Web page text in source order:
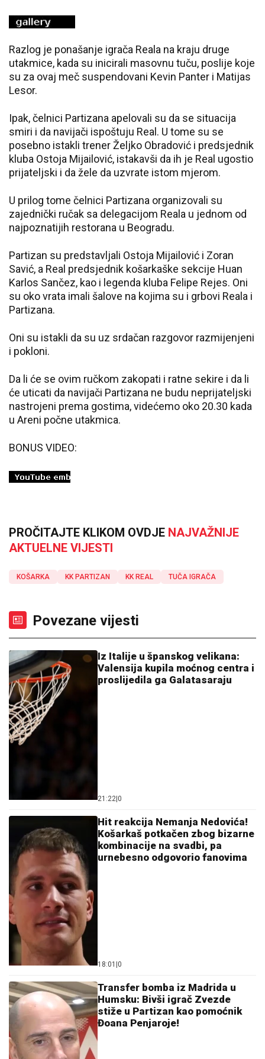
Razlog je ponašanje igrača Reala na kraju druge
utakmice, kada su inicirali masovnu tuču, poslije koje
su za ovaj meč suspendovani Kevin Panter i Matijas
Lesor.
Ipak, čelnici Partizana apelovali su da se situacija
smiri i da navijači ispoštuju Real. U tome su se
posebno istakli trener Željko Obradović i predsjednik
kluba Ostoja Mijailović, istakavši da ih je Real ugostio
prijateljski i da žele da uzvrate istom mjerom.
U prilog tome čelnici Partizana organizovali su
zajednički ručak sa delegacijom Reala u jednom od
najpoznatijih restorana u Beogradu.
Partizan su predstavljali Ostoja Mijailović i Zoran
Savić, a Real predsjednik košarkaške sekcije Huan
Karlos Sančez, kao i legenda kluba Felipe Rejes. Oni
su oko vrata imali šalove na kojima su i grbovi Reala i
Partizana.
Oni su istakli da su uz srdačan razgovor razmijenjeni
i pokloni.
Da li će se ovim ručkom zakopati i ratne sekire i da li
će uticati da navijači Partizana ne budu neprijateljski
nastrojeni prema gostima, videćemo oko 20.30 kada
u Areni počne utakmica.
BONUS VIDEO:
PROČITAJTE KLIKOM OVDJE NAJVAŽNIJE
AKTUELNE VIJESTI
KOŠARKA KK PARTIZAN KK REAL TUČA IGRAČA
Povezane vijesti
Iz Italije u španskog velikana:
Valensija kupila moćnog centra i
proslijedila ga Galatasaraju
21:22|0
Hit reakcija Nemanja Nedovića!
Košarkaš potkačen zbog bizarne
kombinacije na svadbi, pa
urnebesno odgovorio fanovima
18:01 |0
Transfer bomba iz Madrida u
Humsku: Bivši igrač Zvezde
stiže u Partizan kao pomoćnik
Đoana Penjaroje!